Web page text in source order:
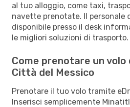
al tuo alloggio, come taxi,
navette prenotate. Il personale
disponibile presso il desk
le migliori soluzioni di trasporto.
Come prenotare un
Città del Messico
Prenotare il tuo volo tramite
Inserisci semplicemente